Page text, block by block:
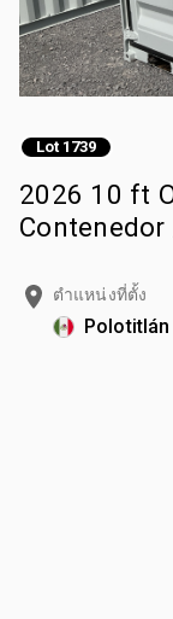
Lot 1739
2026 10 ft
ตำแหน่งที่ตั้ง
Polotitlán